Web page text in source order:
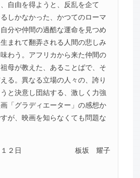
自由を得ようと、反乱を企て
しかなかった、かつてのローマ
分や仲間の過酷な運命を見つめ
まれて翻弄される人間の悲しみ
わう。アフリカから来た仲間の
母が教えた、あることばで、そ
る。異なる立場の人々の、誇り
と決意し団結する、激しく力強
「グラディエーター」の感想か
が、映画を知らなくても問題な
２日 板坂 耀子